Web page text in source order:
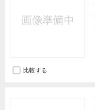
比較する